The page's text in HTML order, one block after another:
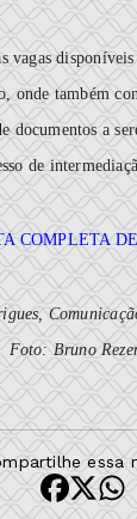
vagas
onde também
documentos a
de
COMPLETA
Foto: Bruno
essa